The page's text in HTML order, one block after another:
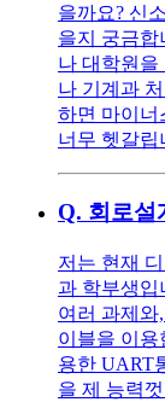
을까요? 신
을지 궁금합
나 대학원을
나 기계과
하면 마이너
너무 헷갈립
Q. 회로설
저는 현재
과 학부생입
여러 과제와
이블을 이용
용한 UART
을 제 능력